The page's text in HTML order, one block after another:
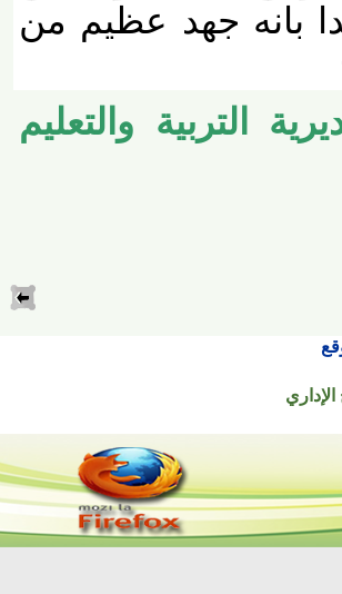
جهد عظيم من
التربية والتعليم